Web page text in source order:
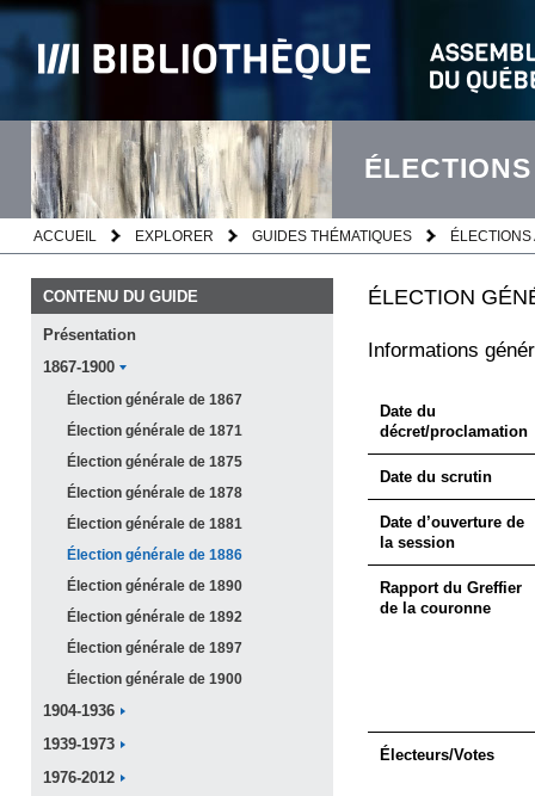
ACCUEIL EXPLORER GUIDES THÉMATIQUES
CONTENU DU GUIDE
Présentation
1867-1900
Élection générale de 1867
Élection générale de 1871
Élection générale de 1875
Élection générale de 1878
Élection générale de 1881
Élection générale de 1886
Élection générale de 1890
Élection générale de 1892
Élection générale de 1897
Élection générale de 1900
1904-1936
1939-1973
1976-2012
ÉLECTION
Informations
Date du
décret/proclamation
Date du scrutin
Date d’ouverture de
la session
Rapport du Greffier
de la couronne
Électeurs/Votes